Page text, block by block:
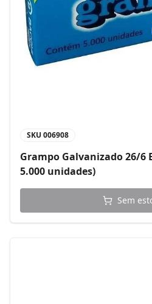
SKU 006908
Grampo Galvanizado 26/6
5.000 unidades)
Sem